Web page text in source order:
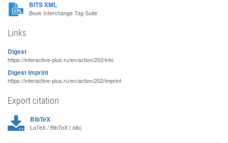
BITS XML
Book Interchange Tag Suite
Links
Digest
https://interactive-plus.ru/en/action/202/info
Digest imprint
https://interactive-plus.ru/en/action/202/imprint
Export citation
BibTeX
LaTeX / BibTeX (.bib)